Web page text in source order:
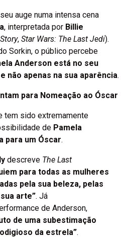
auge numa intensa cena
, interpretada por Billie
, Star Wars: The Last Jedi).
Sorkin, o público percebe
Anderson está no seu
não apenas na sua aparência.
para Nomeação ao Óscar
tem sido extremamente
de Pamela
para um Óscar.
descreve The Last
para todas as mulheres
pela sua beleza, pelas
arte”. Já
de Anderson,
de uma subestimação
da estrela”.